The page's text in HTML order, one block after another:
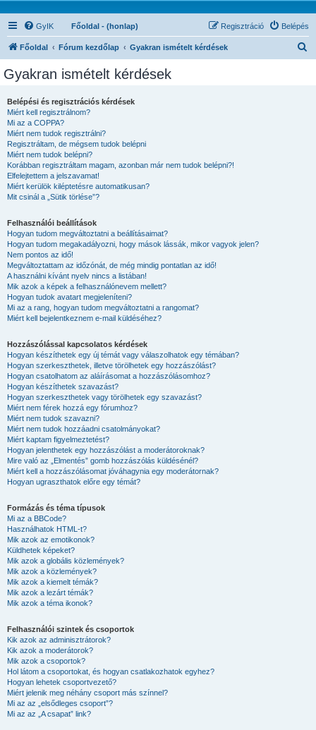
GyIK Főoldal - (honlap) Belépés
Regisztráció
Főoldal Fórum kezdőlap Gyakran ismételt kérdések
Gyakran ismételt kérdések
Belépési és regisztrációs kérdések
Miért kell regisztrálnom?
Mi az a COPPA?
Miért nem tudok regisztrálni?
Regisztráltam, de mégsem tudok belépni
Miért nem tudok belépni?
Korábban regisztráltam magam, azonban már nem tudok belépni?!
Elfelejtettem a jelszavamat!
Miért kerülök kiléptetésre automatikusan?
Mit csinál a „Sütik törlése”?
Felhasználói beállítások
Hogyan tudom megváltoztatni a beállításaimat?
Hogyan tudom megakadályozni, hogy mások lássák, mikor vagyok jelen?
Nem pontos az idő!
Megváltoztattam az időzónát, de még mindig pontatlan az idő!
A használni kívánt nyelv nincs a listában!
Mik azok a képek a felhasználónevem mellett?
Hogyan tudok avatart megjeleníteni?
Mi az a rang, hogyan tudom megváltoztatni a rangomat?
Miért kell bejelentkeznem e-mail küldéséhez?
Hozzászólással kapcsolatos kérdések
Hogyan készíthetek egy új témát vagy válaszolhatok egy témában?
Hogyan szerkeszthetek, illetve törölhetek egy hozzászólást?
Hogyan csatolhatom az aláírásomat a hozzászólásomhoz?
Hogyan készíthetek szavazást?
Hogyan szerkeszthetek vagy törölhetek egy szavazást?
Miért nem férek hozzá egy fórumhoz?
Miért nem tudok szavazni?
Miért nem tudok hozzáadni csatolmányokat?
Miért kaptam figyelmeztetést?
Hogyan jelenthetek egy hozzászólást a moderátoroknak?
Mire való az „Elmentés” gomb hozzászólás küldésénél?
Miért kell a hozzászólásomat jóváhagynia egy moderátornak?
Hogyan ugraszthatok előre egy témát?
Formázás és téma típusok
Mi az a BBCode?
Használhatok HTML-t?
Mik azok az emotikonok?
Küldhetek képeket?
Mik azok a globális közlemények?
Mik azok a közlemények?
Mik azok a kiemelt témák?
Mik azok a lezárt témák?
Mik azok a téma ikonok?
Felhasználói szintek és csoportok
Kik azok az adminisztrátorok?
Kik azok a moderátorok?
Mik azok a csoportok?
Hol látom a csoportokat, és hogyan csatlakozhatok egyhez?
Hogyan lehetek csoportvezető?
Miért jelenik meg néhány csoport más színnel?
Mi az az „elsődleges csoport”?
Mi az az „A csapat” link?